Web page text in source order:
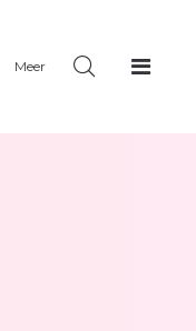
Meer